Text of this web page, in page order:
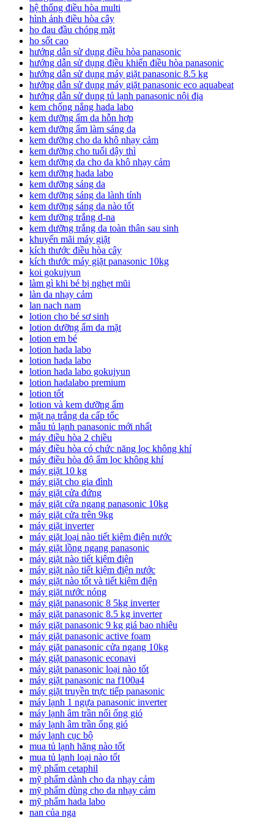
hệ thống điều hòa multi
hình ảnh điều hòa cây
ho đau đầu chóng mặt
ho sốt cao
hướng dẫn sử dụng điều hòa panasonic
hướng dẫn sử dụng điều khiển điều hòa panasonic
hướng dẫn sử dụng máy giặt panasonic 8.5 kg
hướng dẫn sử dụng máy giặt panasonic eco aquabeat
hướng dẫn sử dụng tủ lạnh panasonic nội địa
kem chống nắng hada labo
kem dưỡng ẩm da hỗn hợp
kem dưỡng ẩm làm sáng da
kem dưỡng cho da khô nhạy cảm
kem dưỡng cho tuổi dậy thì
kem dưỡng da cho da khô nhạy cảm
kem dưỡng hada labo
kem dưỡng sáng da
kem dưỡng sáng da lành tính
kem dưỡng sáng da nào tốt
kem dưỡng trắng d-na
kem dưỡng trắng da toàn thân sau sinh
khuyến mãi máy giặt
kích thước điều hòa cây
kích thước máy giặt panasonic 10kg
koi gokujyun
làm gì khi bé bị nghẹt mũi
làn da nhạy cảm
lan nach nam
lotion cho bé sơ sinh
lotion dưỡng ẩm da mặt
lotion em bé
lotion hada labo
lotion hada labo
lotion hada labo gokujyun
lotion hadalabo premium
lotion tốt
lotion và kem dưỡng ẩm
mặt nạ trắng da cấp tốc
mẫu tủ lạnh panasonic mới nhất
máy điều hòa 2 chiều
máy điều hòa có chức năng lọc không khí
máy điều hòa độ ẩm lọc không khí
máy giặt 10 kg
máy giặt cho gia đình
máy giặt cửa đứng
máy giặt cửa ngang panasonic 10kg
máy giặt cửa trên 9kg
máy giặt inverter
máy giặt loại nào tiết kiệm điện nước
máy giặt lồng ngang panasonic
máy giặt nào tiết kiệm điện
máy giặt nào tiết kiệm điện nước
máy giặt nào tốt và tiết kiệm điện
máy giặt nước nóng
máy giặt panasonic 8 5kg inverter
máy giặt panasonic 8.5 kg inverter
máy giặt panasonic 9 kg giá bao nhiêu
máy giặt panasonic active foam
máy giặt panasonic cửa ngang 10kg
máy giặt panasonic econavi
máy giặt panasonic loại nào tốt
máy giặt panasonic na f100a4
máy giặt truyền trực tiếp panasonic
máy lạnh 1 ngựa panasonic inverter
máy lạnh âm trần nối ống gió
máy lạnh âm trần ống gió
máy lạnh cục bộ
mua tủ lạnh hãng nào tốt
mua tủ lạnh loại nào tốt
mỹ phẩm cetaphil
mỹ phẩm dành cho da nhạy cảm
mỹ phẩm dùng cho da nhạy cảm
mỹ phẩm hada labo
nan của nga